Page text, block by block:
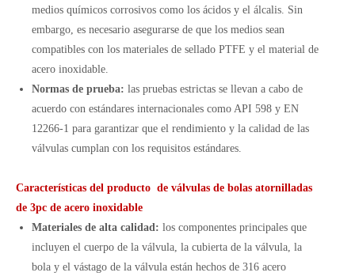
medios químicos corrosivos como los ácidos y el álcalis. Sin
embargo, es necesario asegurarse de que los medios sean
compatibles con los materiales de sellado PTFE y el material de
acero inoxidable.
Normas de prueba: las pruebas estrictas se llevan a cabo de
acuerdo con estándares internacionales como API 598 y EN
12266-1 para garantizar que el rendimiento y la calidad de las
válvulas cumplan con los requisitos estándares.
Características del producto de válvulas de bolas atornilladas
de 3pc de acero inoxidable
Materiales de alta calidad: los componentes principales que
incluyen el cuerpo de la válvula, la cubierta de la válvula, la
bola y el vástago de la válvula están hechos de 316 acero